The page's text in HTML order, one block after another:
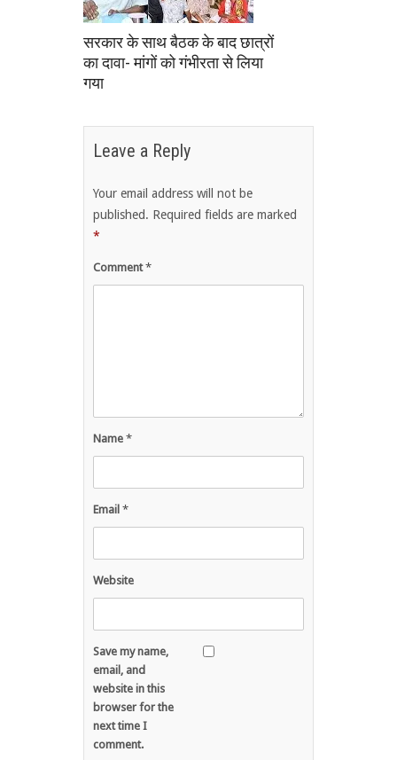
सरकार के साथ बैठक के बाद छात्रों
का दावा- मांगों को गंभीरता से लिया
गया
Leave a Reply
Your email address will not be
published. Required fields are marked
*
Comment*
Name *
Email *
Website
Save my name,
email, and
website in this
browser for the
next time I
comment.